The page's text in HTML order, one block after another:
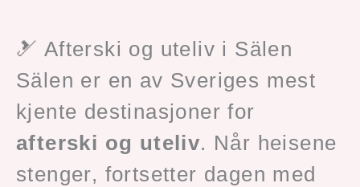
🎿 Afterski og uteliv i Sälen
Sälen er en av Sveriges mest
kjente destinasjoner for
afterski og uteliv. Når heisene
stenger, fortsetter dagen med